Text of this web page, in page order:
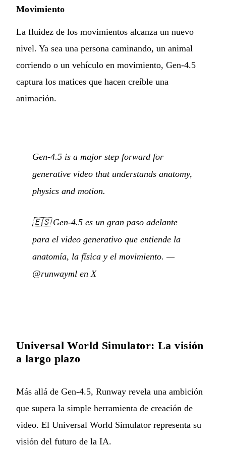
Movimiento
La fluidez de los movimientos alcanza un nuevo
nivel. Ya sea una persona caminando, un animal
corriendo o un vehículo en movimiento, Gen-4.5
captura los matices que hacen creíble una
animación.
Gen-4.5 is a major step forward for
generative video that understands anatomy,
physics and motion.
🇪🇸Gen-4.5 es un gran paso adelante
para el video generativo que entiende la
anatomía, la física y el movimiento. —
@runwayml en X
Universal World Simulator: La visión
a largo plazo
Más allá de Gen-4.5, Runway revela una ambición
que supera la simple herramienta de creación de
video. El Universal World Simulator representa su
visión del futuro de la IA.